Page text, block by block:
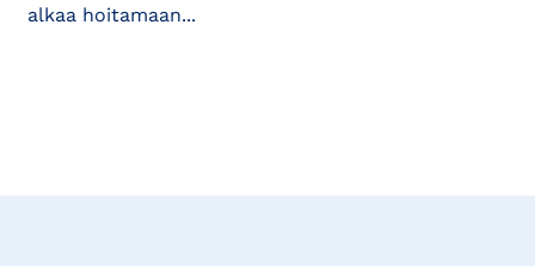
alkaa hoitamaan...